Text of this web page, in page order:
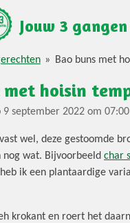
Jouw 3
» Bao buns met
met hoisin
9 september 2022 om 07:00
wel, deze gestoomde
nog wat. Bijvoorbeeld char
ik een plantaardige
krokant en roert het